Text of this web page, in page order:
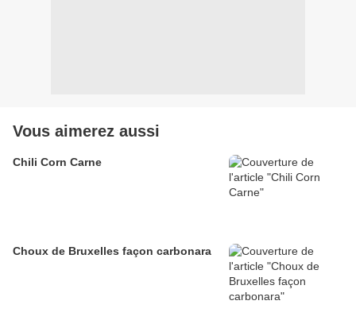
Vous aimerez aussi
Chili Corn Carne
Choux de Bruxelles façon carbonara